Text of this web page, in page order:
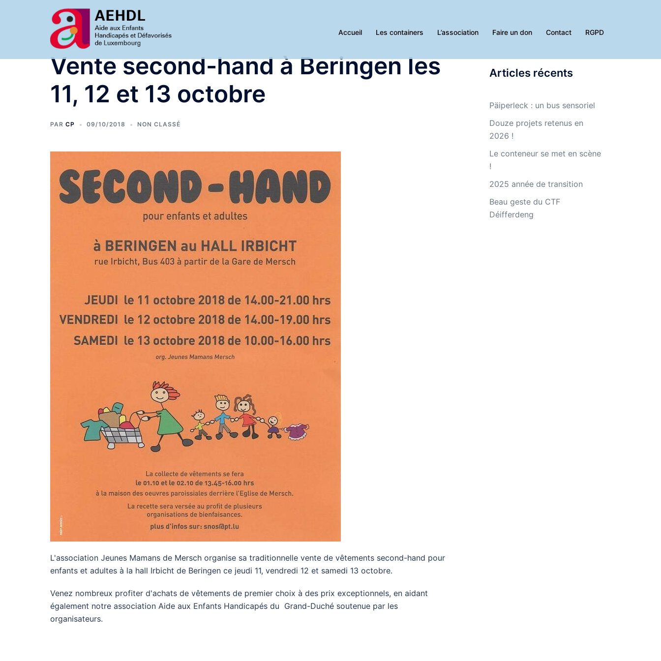
Accueil Les containers L’association Faire un don Contact RGPD
Vente second-hand à Beringen les
11, 12 et 13 octobre
PAR CP 09/10/2018 NON CLASSÉ
L'association Jeunes Mamans de Mersch organise sa traditionnelle vente de vêtements second-hand pour
enfants et adultes à la hall Irbicht de Beringen ce jeudi 11, vendredi 12 et samedi 13 octobre.
Venez nombreux profiter d'achats de vêtements de premier choix à des prix exceptionnels, en aidant
également notre association Aide aux Enfants Handicapés du Grand-Duché soutenue par les
organisateurs.
Articles récents
Päiperleck : un bus sensoriel
Douze projets retenus en
2026 !
Le conteneur se met en scène
!
2025 année de transition
Beau geste du CTF
Déifferdeng